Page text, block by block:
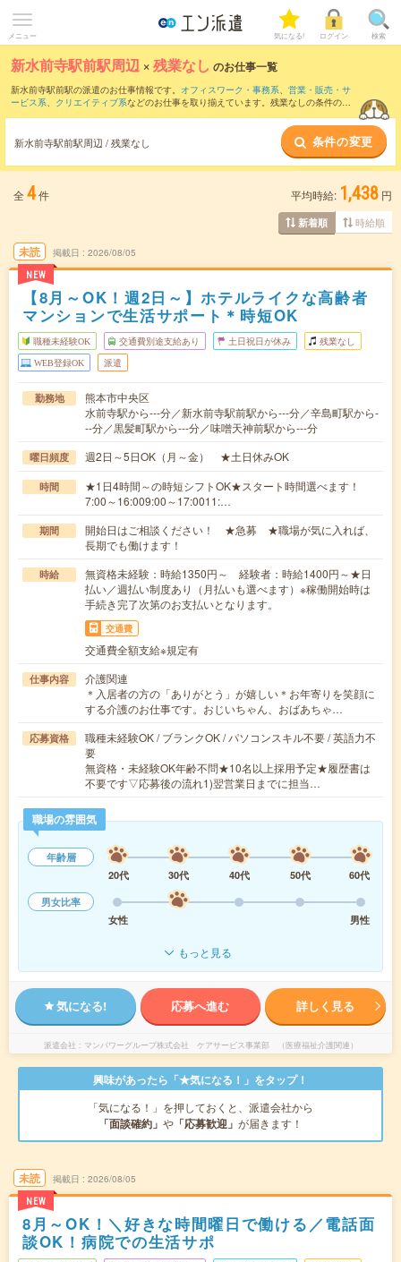
メニュー 気になる! ログイン 検索
新水前寺駅前駅周辺 ×残業なし のお仕事一覧
新水前寺駅前駅の派遣のお仕事情報です。 オフィスワーク・事務系、 営業・販売・サ
ービス系、 クリエイティブ系などのお仕事を取り揃えています。残業なしの条件の他
新水前寺駅前駅周辺 / 残業なし 条件の変更
全 4件 平均時給: 1,438 円
新着順 時給順
未読
NEW
掲載日 2026/08/05
【8月～OK！週2日～】ホテルライクな高齢者
マンションで生活サポート＊時短OK
職種未経験OK 交通費別途支給あり 土日祝日が休み 残業なし
WEB登録OK 派遣
勤務地
熊本市中央区
水前寺駅から---分／新水前寺駅前駅から---分／辛島町駅から-
--分／黒髪町駅から---分／味噌天神前駅から---分
曜日頻度 週2日～5日OK（月～金） ★土日休みOK
時間
★1日4時間～の時短シフトOK★スタート時間選べます！
7:00～16:009:00～17:0011:…
期間
開始日はご相談ください！ ★急募 ★職場が気に入れば、
長期でも働けます！
時給
無資格未経験：時給1350円～ 経験者：時給1400円～★日
払い／週払い制度あり（月払いも選べます）※稼働開始時は
手続き完了次第のお支払いとなります。
交通費
交通費全額支給※規定有
仕事内容
介護関連
＊入居者の方の「ありがとう」が嬉しい＊お年寄りを笑顔に
する介護のお仕事です。おじいちゃん、おばあちゃ…
応募資格
職種未経験OK / ブランクOK / パソコンスキル不要 / 英語力不
要
無資格・未経験OK年齢不問★10名以上採用予定★履歴書は
不要です▽応募後の流れ1)翌営業日までに担当…
職場の雰囲気
年齢層
20代
30代 40代 50代
60代
男女比率
女性
男性
もっと見る
気になる! 応募へ進む 詳しく見る
派遣会社 マンパワーグループ株式会社 ケアサービス事業部 （医療福祉介護関連）
興味があったら「★気になる！」をタップ！
「気になる！」を押しておくと、派遣会社から
「面談確約」 や 「応募歓迎」 が届きます！
未読
NEW
掲載日 2026/08/05
8月～OK！＼好きな時間曜日で働ける／電話面
談OK！病院での生活サポ